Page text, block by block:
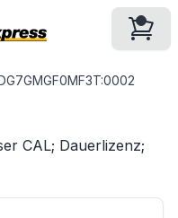
CAL; Dauerlizenz;